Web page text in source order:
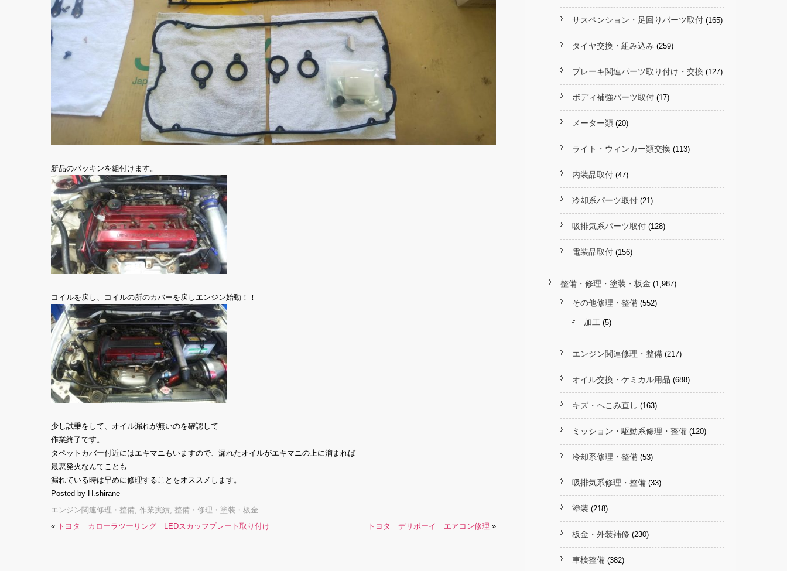
新品のパッキンを組付けます。
コイルを戻し、コイルの所のカバーを戻しエンジン始動！！
少し試乗をして、オイル漏れが無いのを確認して
作業終了です。
タペットカバー付近にはエキマニもいますので、漏れたオイルがエキマニの上に溜まれば
最悪発火なんてことも…
漏れている時は早めに修理することをオススメします。
Posted by H.shirane
エンジン関連修理・整備 作業実績 整備・修理・塗装・板金
« トヨタ カローラツーリング LEDスカッフプレート取り付け トヨタ デリボーイ エアコン修理 »
サスペンション・足回りパーツ取付 (165)
タイヤ交換・組み込み (259)
ブレーキ関連パーツ取り付け・交換 (127)
ボディ補強パーツ取付 (17)
メーター類 (20)
ライト・ウィンカー類交換 (113)
内装品取付 (47)
冷却系パーツ取付 (21)
吸排気系パーツ取付 (128)
電装品取付 (156)
整備・修理・塗装・板金 (1,987)
その他修理・整備 (552)
加工 (5)
エンジン関連修理・整備 (217)
オイル交換・ケミカル用品 (688)
キズ・へこみ直し (163)
ミッション・駆動系修理・整備 (120)
冷却系修理・整備 (53)
吸排気系修理・整備 (33)
塗装 (218)
板金・外装補修 (230)
車検整備 (382)